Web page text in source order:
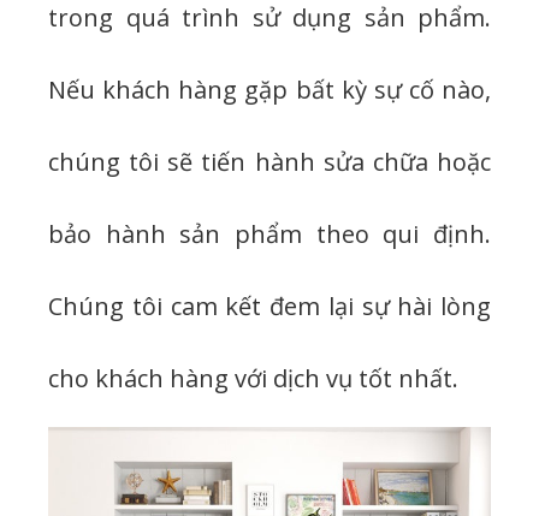
trong quá trình sử dụng sản phẩm.
Nếu khách hàng gặp bất kỳ sự cố nào,
chúng tôi sẽ tiến hành sửa chữa hoặc
bảo hành sản phẩm theo qui định.
Chúng tôi cam kết đem lại sự hài lòng
cho khách hàng với dịch vụ tốt nhất.